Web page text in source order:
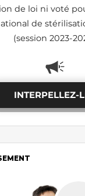
de loi ni voté
de
(session 2023-
INTERPELLEZ-